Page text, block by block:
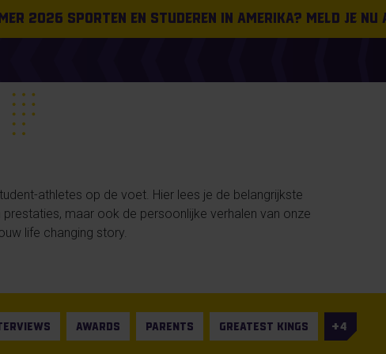
2026 sporten en studeren in Amerika? Meld je nu
athletes op de voet. Hier lees je de belangrijkste
maar ook de persoonlijke verhalen van onze
life changing story.
AWARDS PARENTS GREATEST KINGS 4